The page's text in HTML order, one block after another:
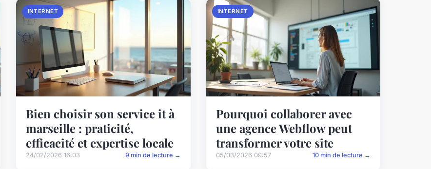
INTERNET
Bien choisir son service it à
marseille : praticité,
efficacité et expertise locale
24/02/2026 16:03 9 min de lecture →
INTERNET
Pourquoi collaborer avec
une agence Webflow peut
transformer votre site
05/03/2026 09:57 10 min de lecture →